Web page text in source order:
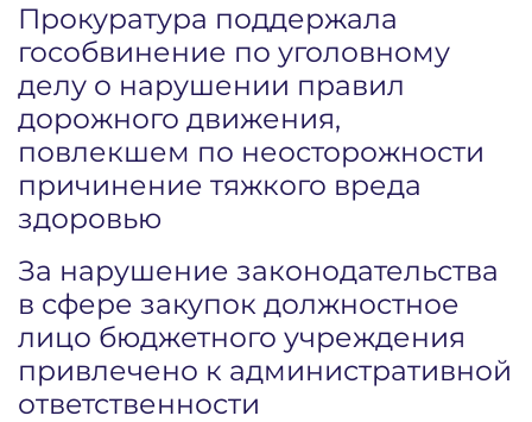
Прокуратура поддержала
гособвинение по уголовному
делу о нарушении правил
дорожного движения,
повлекшем по неосторожности
причинение тяжкого вреда
здоровью
За нарушение законодательства
в сфере закупок должностное
лицо бюджетного учреждения
привлечено к административной
ответственности